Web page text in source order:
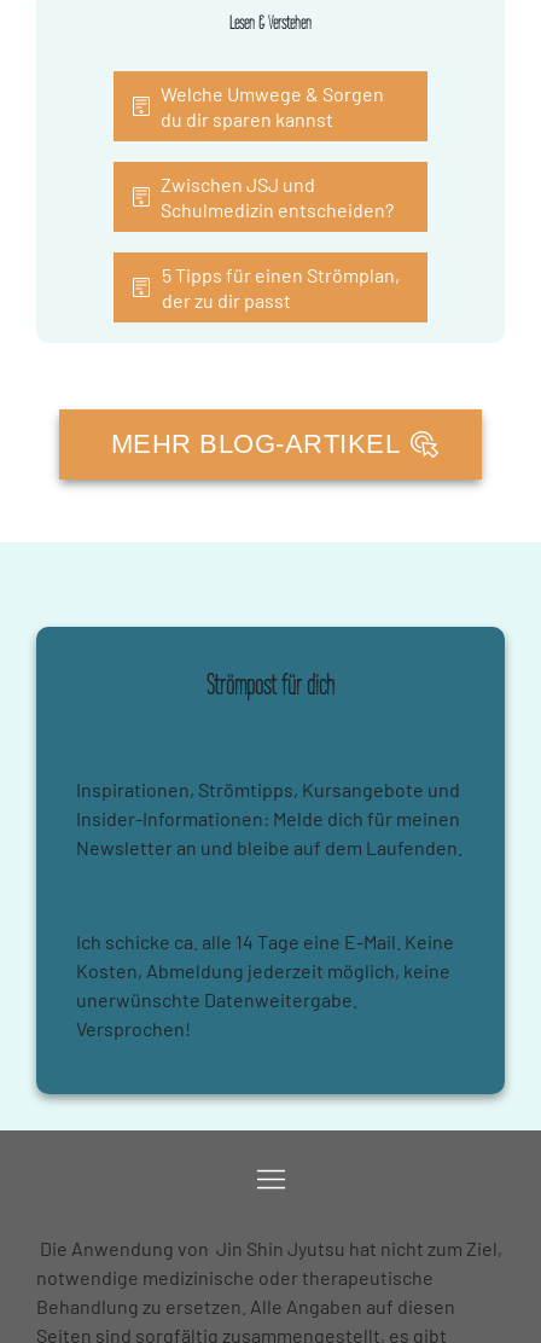
Lesen & Verstehen
Welche Umwege & Sorgen
du dir sparen kannst
Zwischen JSJ und
Schulmedizin entscheiden?
5 Tipps für einen Strömplan,
der zu dir passt
MEHR BLOG-ARTIKEL
Strömpost für dich
Inspirationen, Strömtipps, Kursangebote und
Insider-Informationen: Melde dich für meinen
Newsletter an und bleibe auf dem Laufenden.
Ich schicke ca. alle 14 Tage eine E-Mail. Keine
Kosten, Abmeldung jederzeit möglich, keine
unerwünschte Datenweitergabe.
Versprochen!
Die Anwendung von Jin Shin Jyutsu hat nicht zum Ziel,
notwendige medizinische oder therapeutische
Behandlung zu ersetzen. Alle Angaben auf diesen
Seiten sind sorgfältig zusammengestellt, es gibt